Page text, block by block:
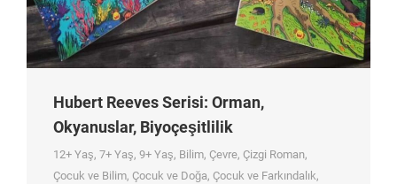
Hubert Reeves Serisi: Orman,
Okyanuslar, Biyoçeşitlilik
12+ Yaş, 7+ Yaş, 9+ Yaş, Bilim, Çevre, Çizgi Roman,
Çocuk ve Bilim, Çocuk ve Doğa, Çocuk ve Farkındalık,